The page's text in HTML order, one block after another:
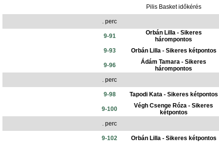
Pilis Basket időkérés
. perc
9-91
Orbán Lilla - Sikeres
hárompontos
9-93
Orbán Lilla - Sikeres kétpontos
9-96
Ádám Tamara - Sikeres
hárompontos
. perc
9-98 Tapodi Kata - Sikeres kétpontos
9-100
Végh Csenge Róza - Sikeres
kétpontos
. perc
9-102 Orbán Lilla - Sikeres kétpontos